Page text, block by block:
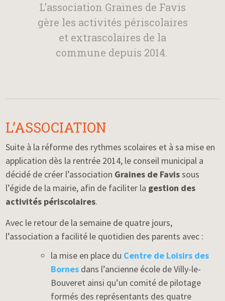
L’association Graines de Favis
gère les activités périscolaires
et extrascolaires de la
commune depuis 2014.
L’ASSOCIATION
Suite à la réforme des rythmes scolaires et à sa mise en
application dès la rentrée 2014, le conseil municipal a
décidé de créer l’association Graines de Favissous
l’égide de la mairie, afin de faciliter la gestion des
activités périscolaires.
Avec le retour de la semaine de quatre jours,
l’association a facilité le quotidien des parents avec :
la mise en place du Centre de Loisirs des
Bornes dans l’ancienne école de Villy-le-
Bouveret ainsi qu’un comité de pilotage
formés des représentants des quatre